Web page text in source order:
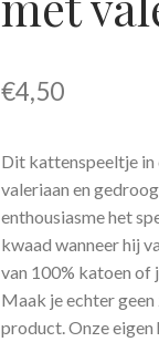
€4,50
Dit kattenspeeltje in
valeriaan en
enthousiasme het
kwaad wanneer hij
van 100% katoen of
Maak je echter
product. Onze